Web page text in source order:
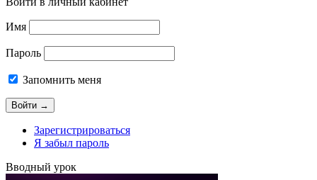
Имя
Пароль
Запомнить меня
Зарегистрироваться
Я забыл пароль
Вводный урок